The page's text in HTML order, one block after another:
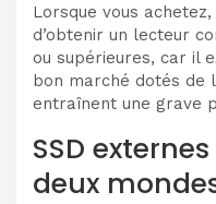
Lorsque vous
d’obtenir un lecteur
ou supérieures, car il
bon marché dotés de
entraînent une grave
SSD
deux